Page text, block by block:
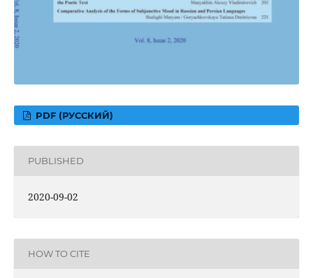
PDF (РУССКИЙ)
PUBLISHED
2020-09-02
HOW TO CITE